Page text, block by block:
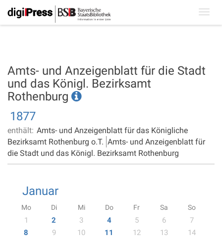
Amts- und Anzeigenblatt für die Stadt
und das Königl. Bezirksamt
Rothenburg
1877
enthält: Amts- und Anzeigenblatt für das Königliche
Bezirksamt Rothenburg o.T. Amts- und Anzeigenblatt für
die Stadt und das Königl. Bezirksamt Rothenburg
Januar
Mo Di Mi Do Fr Sa So
1 2 3 4 5 6
7
8
9 10 11 12 13
14